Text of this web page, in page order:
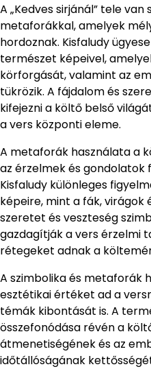
A „Kedves sirjánál” tele van
metaforákkal, amelyek
hordoznak. Kisfaludy
természet képeivel,
körforgását, valamint az
tükrözik. A fájdalom és
kifejezni a költő belső
a vers központi eleme.
A metaforák használata a
az érzelmek és gondolatok
Kisfaludy különleges
képeire, mint a fák, virágok
szeretet és veszteség
gazdagítják a vers érzelmi
rétegeket adnak a
A szimbolika és metaforák
esztétikai értéket ad a
témák kibontását is. A
összefonódása révén a
átmenetiségének és az
időtállóságának